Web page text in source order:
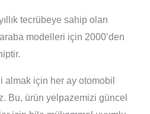
tecrübeye sahip olan
modelleri için 2000’den
için her ay otomobil
Bu, ürün yelpazemizi güncel